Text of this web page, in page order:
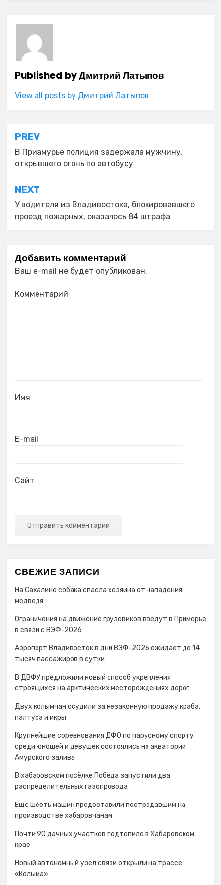
Published byДмитрий Латыпов
View all posts by Дмитрий Латыпов
Навигация
по
записям
PREV
В Приамурье полиция задержала мужчину,
открывшего огонь по автобусу
NEXT
У водителя из Владивостока, блокировавшего
проезд пожарных, оказалось 84 штрафа
Добавить комментарий
Ваш e-mail не будет опубликован.
Комментарий
Имя
E-mail
Сайт
СВЕЖИЕ ЗАПИСИ
На Сахалине собака спасла хозяина от нападения
медведя
Ограничения на движение грузовиков введут в Приморье
в связи с ВЭФ-2026
Аэропорт Владивосток в дни ВЭФ-2026 ожидает до 14
тысяч пассажиров в сутки
В ДВФУ предложили новый способ укрепления
строящихся на арктических месторождениях дорог
Двух колымчан осудили за незаконную продажу краба,
палтуса и икры
Крупнейшие соревнования ДФО по парусному спорту
среди юношей и девушек состоялись на акватории
Амурского залива
В хабаровском посёлке Победа запустили два
распределительных газопровода
Ещё шесть машин предоставили пострадавшим на
производстве хабаровчанам
Почти 90 дачных участков подтопило в Хабаровском
крае
Новый автономный узел связи открыли на трассе
«Колыма»